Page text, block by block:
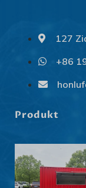
127
+86
Produkt